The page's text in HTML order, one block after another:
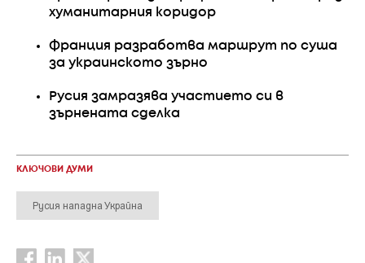
хуманитарния коридор
Франция разработва маршрут по суша
за украинското зърно
Русия замразява участието си в
зърнената сделка
КЛЮЧОВИ ДУМИ
Русия нападна Украйна